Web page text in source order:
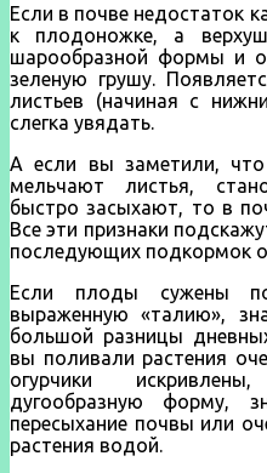
Если в почве недостаток
к плодоножке, а
шарообразной формы и
зеленую грушу.
листьев (начиная с
слегка увядать.
А если вы заметили, что
мельчают листья,
быстро засыхают, то в
Все эти признаки
последующих подкормок
Если плоды сужены
выраженную «талию»,
большой разницы
вы поливали растения
огурчики
дугообразную форму,
пересыхание почвы или
растения водой.